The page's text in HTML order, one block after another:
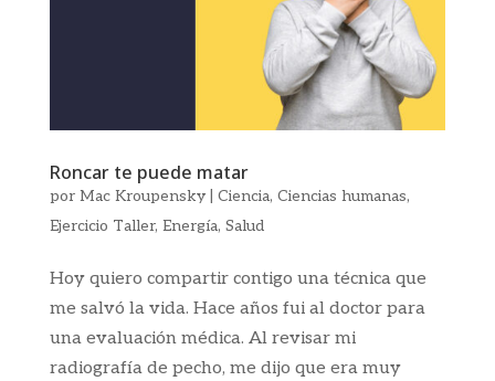
Roncar te puede matar
por Mac Kroupensky| Ciencia, Ciencias humanas,
Ejercicio Taller, Energía, Salud
Hoy quiero compartir contigo una técnica que
me salvó la vida. Hace años fui al doctor para
una evaluación médica. Al revisar mi
radiografía de pecho, me dijo que era muy